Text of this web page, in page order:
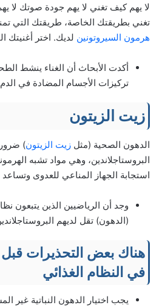
لا يهم كيف تغني لا يهم جودة صوتك لا
تغني بطريقتك الخاصة، طريقتك التي
هرمون السيروتونين لديك. اختر أغنيتك
أكدت الأبحاث أن الغناء ينشط
تركيزات الأجسام المضادة في
زيت الزيتون
الدهون الصحية (مثل زيت الزيتون)
البروستاجلاندين، وهي مواد تشبه
استجابة الجهاز المناعي للعدوى
وجد أن الرياضيين الذين يتبعون
(الدهون) تقل لديهم
هناك بعض التحذيرات
في النظام الغذائي
يجب اختيار الدهون النباتية غير